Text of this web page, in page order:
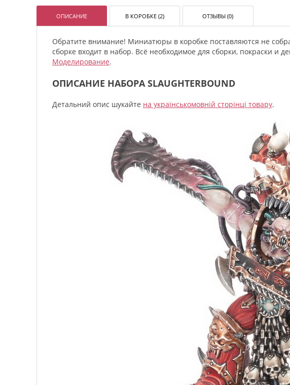
ОПИСАНИЕ В КОРОБКЕ (2) ОТЗЫВЫ (0)
Обратите внимание! Миниатюры в коробке поставляются не
сборке входит в набор. Всё необходимое для сборки, покраски и
Моделирование.
ОПИСАНИЕ НАБОРА SLAUGHTERBOUND
Детальний опис шукайте на українськомовній сторінці товару.